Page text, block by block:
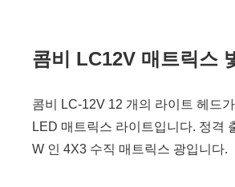
콤비 LC12V 매트릭스
콤비 LC-12V 12 개의 라이트 헤드
LED 매트릭스 라이트입니다. 정격
W 인 4X3 수직 매트릭스 광입니다.